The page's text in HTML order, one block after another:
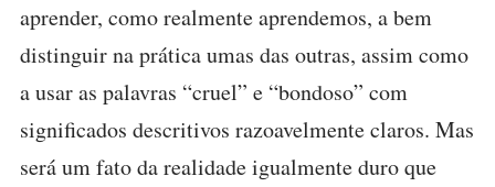
aprender, como realmente aprendemos, a bem
distinguir na prática umas das outras, assim como
a usar as palavras “cruel” e “bondoso” com
significados descritivos razoavelmente claros. Mas
será um fato da realidade igualmente duro que